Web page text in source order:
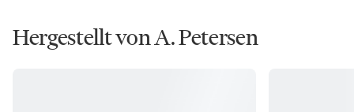
Hergestellt von A. Petersen